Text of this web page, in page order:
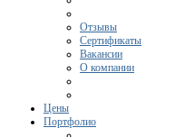
Отзывы
Сертификаты
Вакансии
О компании
Цены
Портфолио